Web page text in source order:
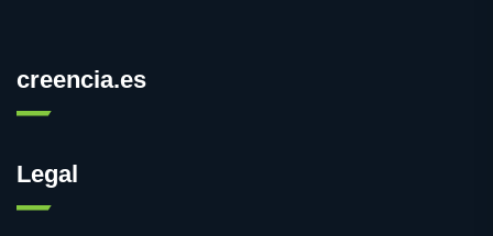
creencia.es
Legal